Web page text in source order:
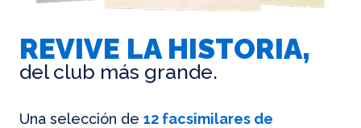
REVIVE LA HISTORIA,
del club más grande.
Una selección de 12 facsimilares de